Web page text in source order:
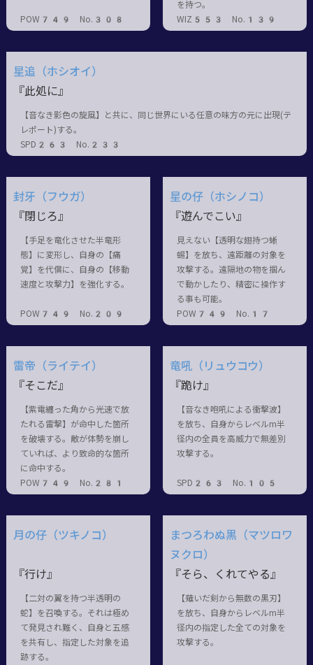
POW749 No.308
を持つ。
WIZ553 No.139
星追（ホシオイ）
『此処に』
【音なき影色の旋風】と共に、同じ世界にいる任意の味方の元に出現(テ
レポート)する。
SPD263 No.233
封牙（フウガ）
『閉じろ』
【手足を竜化させた半竜形
態】に変形し、自身の【痛
覚】を代償に、自身の【移動
速度と攻撃力】を強化する。
POW749 No.209
星の仔（ホシノコ）
『遊んでこい』
見えない【透明な翅持つ蜥
蜴】を放ち、遠距離の対象を
攻撃する。遠隔地の物を掴ん
で動かしたり、精密に操作す
る事も可能。
POW749 No.17
雷帝（ライテイ）
『そこだ』
【紫電纏った角から光速で放
たれる雷撃】が命中した箇所
を破壊する。敵が体勢を崩し
ていれば、より致命的な箇所
に命中する。
POW749 No.281
竜吼（リュウコウ）
『跪け』
【音なき咆吼による衝撃波】
を放ち、自身からレベルm半
径内の全員を高威力で無差別
攻撃する。
SPD263 No.105
月の仔（ツキノコ）
『行け』
【二対の翼を持つ半透明の
蛇】を召喚する。それは極め
て発見され難く、自身と五感
を共有し、指定した対象を追
跡する。
まつろわぬ黒（マツロワ
ヌクロ）
『そら、くれてやる』
【薙いだ剣から無数の黒刃】
を放ち、自身からレベルm半
径内の指定した全ての対象を
攻撃する。